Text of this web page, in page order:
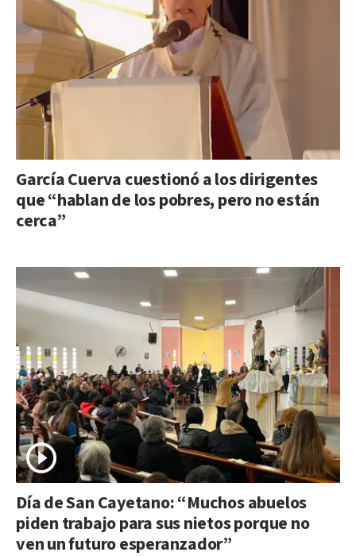
García Cuerva cuestionó a los dirigentes
que “hablan de los pobres, pero no están
cerca”
Día de San Cayetano: “Muchos abuelos
piden trabajo para sus nietos porque no
ven un futuro esperanzador”